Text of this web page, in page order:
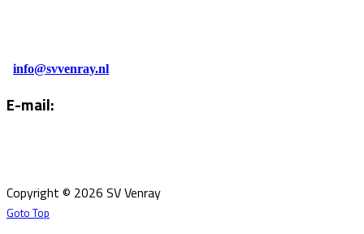
info@svvenray.nl
E-mail:
Copyright © 2026 SV Venray
Goto Top